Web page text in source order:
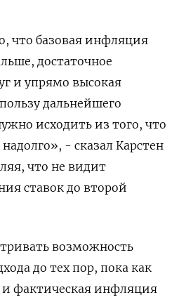
что базовая инфляция
достаточное
и упрямо высокая
дальнейшего
исходить из того, что
- сказал Карстен
что не видит
ставок до второй
возможность
до тех пор, пока как
и фактическая инфляция